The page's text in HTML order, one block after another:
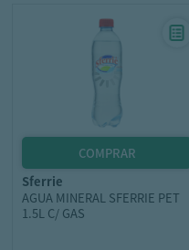
sferrie
AGUA MINERAL SFERRIE PET
1.5L C/ GAS